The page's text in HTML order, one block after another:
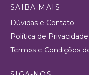
SAIBA MAIS
Dúvidas e Contato
Política de Privacidade
Termos e Condições